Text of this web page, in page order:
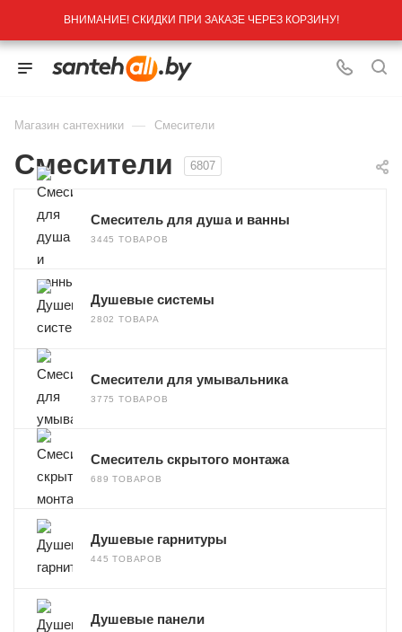
ВНИМАНИЕ! СКИДКИ ПРИ ЗАКАЗЕ ЧЕРЕЗ КОРЗИНУ!
Магазин сантехники — Смесители
Смесители 6807
Смеситель для душа и ванны
3445 ТОВАРОВ
Душевые системы
2802 ТОВАРА
Смесители для умывальника
3775 ТОВАРОВ
Смеситель скрытого монтажа
689 ТОВАРОВ
Душевые гарнитуры
445 ТОВАРОВ
Душевые панели